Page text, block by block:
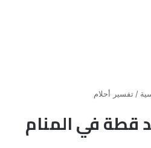
/ تفسير أحلام
قطة في المنام